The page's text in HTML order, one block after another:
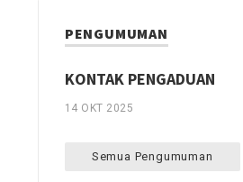
PENGUMUMAN
KONTAK PENGADUAN
14 OKT 2025
Semua Pengumuman